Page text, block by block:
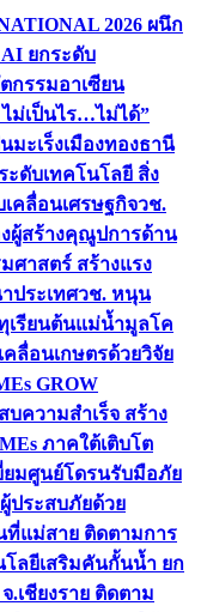
2026 ผนึก
AI ยกระดับ
กรรมอาเซียน
ม่เป็นไร…ไม่ได้”
มะเร็งเมืองทองธานี
ะดับเทคโนโลยี สิ่ง
คลื่อนเศรษฐกิจวช.
ผู้สร้างคุณูปการด้าน
ศาสตร์ สร้างแรง
ประเทศวช. หนุน
เรียนต้นแม่น้ำมูลโค
ลื่อนเกษตรด้วยวิจัย
GROW
บความสำเร็จ สร้าง
ภาคใต้เติบโต
ยมศูนย์โดรนรับมือภัย
ประสบภัยด้วย
ที่แม่สาย ติดตามการ
ลยีเสริมคันกั้นน้ำ ยก
.เชียงราย ติดตาม